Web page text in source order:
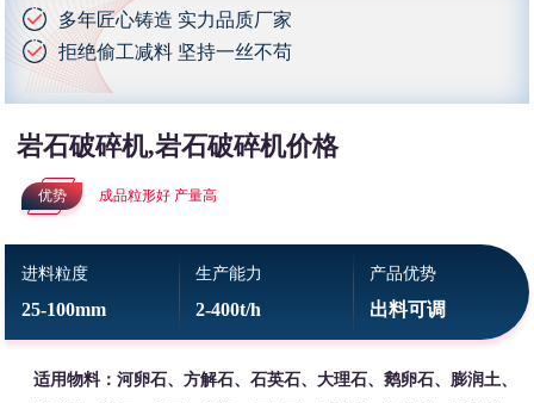
多年匠心铸造 实力品质厂家
拒绝偷工减料 坚持一丝不苟
岩石破碎机,岩石破碎机价格
优势 成品粒形好 产量高
进料粒度
25-100mm
生产能力
2-400t/h
产品优势
出料可调
适用物料：河卵石、方解石、石英石、大理石、鹅卵石、膨润土、